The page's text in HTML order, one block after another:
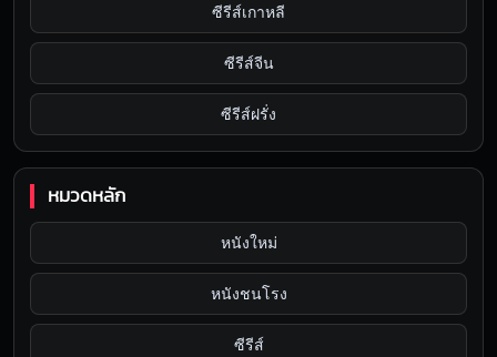
ซีรีส์เกาหลี
ซีรีส์จีน
ซีรีส์ฝรั่ง
หมวดหลัก
หนังใหม่
หนังชนโรง
ซีรีส์